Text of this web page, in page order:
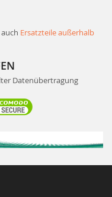
Ersatzteile außerhalb
Datenübertragung